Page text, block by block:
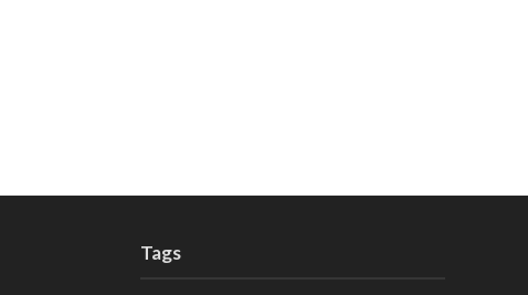
Tags